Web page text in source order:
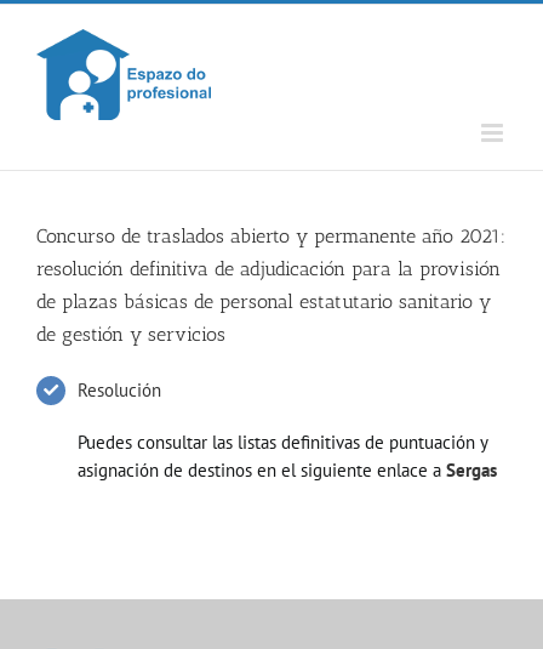
Skip
content
Concurso de traslados abierto y permanente año 2021:
resolución definitiva de adjudicación para la provisión
de plazas básicas de personal estatutario sanitario y
de gestión y servicios
Resolución
Puedes consultar las listas definitivas de puntuación y
asignación de destinos en el siguiente enlace a Sergas